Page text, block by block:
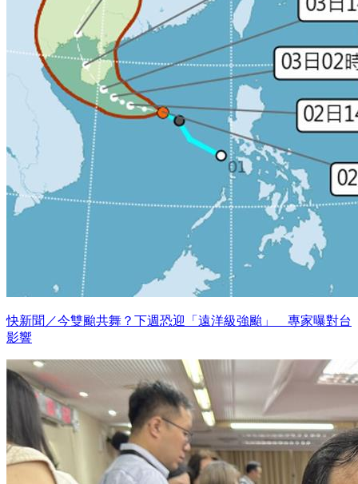
快新聞／今雙颱共舞？下週恐迎「遠洋級強颱」 專家曝對台
影響